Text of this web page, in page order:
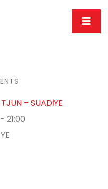
– SUADİYE
- 21:00